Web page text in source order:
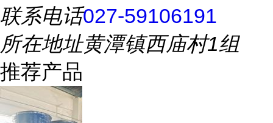
联系电话027-59106191
所在地址黄潭镇西庙村1组
推荐产品